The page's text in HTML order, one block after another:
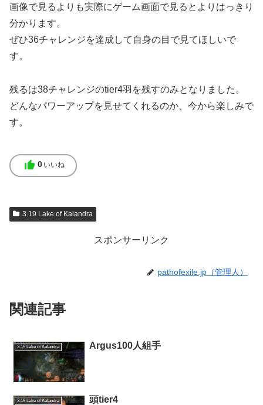
画像で見るよりも実際にゲーム画面で見るとよりはっきり
分かります。
ぜひ36チャレンジを達成して自身の目で見てほしいで
す。
残るは38チャレンジのtier4羽を残すのみとなりました。
どんなパワーアップを見せてくれるのか、今から楽しみで
す。
thumb_up 0 いいね
3.19 Lake of Kalandra
スポンサーリンク
pathofexile.jp（管理人）
関連記事
3.19 Lake of Kalandra Argus100人組手
3.19 Lake of Kalandra 頭tier4